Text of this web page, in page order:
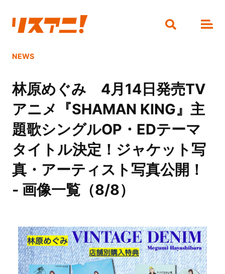
NEWS
林原めぐみ 4月14日発売TV
アニメ『SHAMAN KING』主
題歌シングルOP・EDテーマ
タイトル決定！ジャケット写
真・アーティスト写真公開！
- 画像一覧（8/8）